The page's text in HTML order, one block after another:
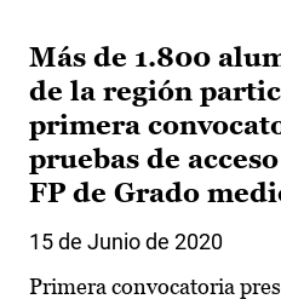
Más de 1.800
de la región
primera
pruebas de
FP de Grado
15 de Junio de 2020
Primera convocatoria